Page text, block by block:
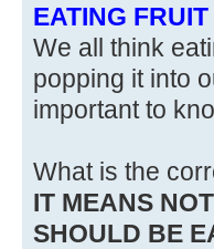
EATING FRUIT
We all think
popping it into
important to
What is the
IT MEANS
SHOULD BE